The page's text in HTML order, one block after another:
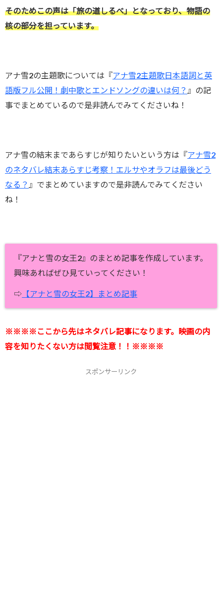
そのためこの声は「旅の道しるべ」となっており、物語の
核の部分を担っています。
アナ雪2の主題歌については『アナ雪2主題歌日本語詞と英
語版フル公開！劇中歌とエンドソングの違いは何？ 』の記
事でまとめているので是非読んでみてくださいね！
アナ雪の結末まであらすじが知りたいという方は『アナ雪2
のネタバレ結末あらすじ考察！エルサやオラフは最後どう
なる？ 』でまとめていますので是非読んでみてください
ね！
『アナと雪の女王2』のまとめ記事を作成しています。
興味あればぜひ見ていってください！
⇨ 【アナと雪の女王2】まとめ記事
※※※※ここから先はネタバレ記事になります。映画の内
容を知りたくない方は閲覧注意！！※※※※
スポンサーリンク